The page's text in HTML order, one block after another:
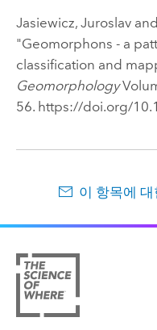
Jasiewicz, Juroslav
"Geomorphons - a
classification and
Geomorphology
56. https://doi.org/
이 항목에